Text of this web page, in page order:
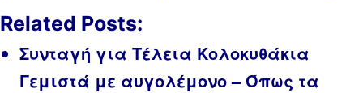
Related Posts:
Συνταγή για Τέλεια Κολοκυθάκια
Γεμιστά με αυγολέμονο – Όπως τα